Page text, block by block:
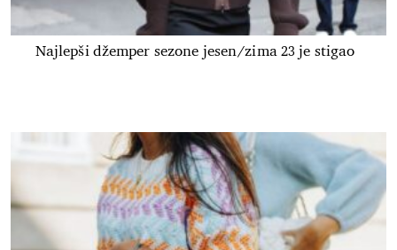
Najlepši džemper sezone jesen/zima 23 je stigao